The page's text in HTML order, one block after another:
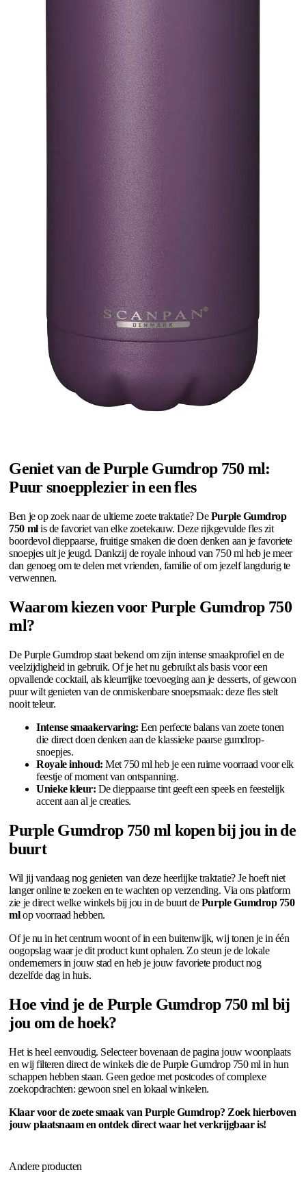
Geniet van de Purple Gumdrop 750 ml:
Puur snoepplezier in een fles
Ben je op zoek naar de ultieme zoete traktatie? DePurple Gumdrop
750 mlis de favoriet van elke zoetekauw. Deze rijkgevulde fles zit
boordevol dieppaarse, fruitige smaken die doen denken aan je favoriete
snoepjes uit je jeugd. Dankzij de royale inhoud van 750 ml heb je meer
dan genoeg om te delen met vrienden, familie of om jezelf langdurig te
verwennen.
Waarom kiezen voor Purple Gumdrop 750
ml?
De Purple Gumdrop staat bekend om zijn intense smaakprofiel en de
veelzijdigheid in gebruik. Of je het nu gebruikt als basis voor een
opvallende cocktail, als kleurrijke toevoeging aan je desserts, of gewoon
puur wilt genieten van de onmiskenbare snoepsmaak: deze fles stelt
nooit teleur.
Intense smaakervaring: Een perfecte balans van zoete tonen
die direct doen denken aan de klassieke paarse gumdrop-
snoepjes.
Royale inhoud: Met 750 ml heb je een ruime voorraad voor elk
feestje of moment van ontspanning.
Unieke kleur: De dieppaarse tint geeft een speels en feestelijk
accent aan al je creaties.
Purple Gumdrop 750 ml kopen bij jou in de
buurt
Wil jij vandaag nog genieten van deze heerlijke traktatie? Je hoeft niet
langer online te zoeken en te wachten op verzending. Via ons platform
zie je direct welke winkels bij jou in de buurt dePurple Gumdrop 750
mlop voorraad hebben.
Of je nu in het centrum woont of in een buitenwijk, wij tonen je in één
oogopslag waar je dit product kunt ophalen. Zo steun je de lokale
ondernemers in jouw stad en heb je jouw favoriete product nog
dezelfde dag in huis.
Hoe vind je de Purple Gumdrop 750 ml bij
jou om de hoek?
Het is heel eenvoudig. Selecteer bovenaan de pagina jouw woonplaats
en wij filteren direct de winkels die de Purple Gumdrop 750 ml in hun
schappen hebben staan. Geen gedoe met postcodes of complexe
zoekopdrachten: gewoon snel en lokaal winkelen.
Klaar voor de zoete smaak van Purple Gumdrop? Zoek hierboven
jouw plaatsnaam en ontdek direct waar het verkrijgbaar is!
Andere producten